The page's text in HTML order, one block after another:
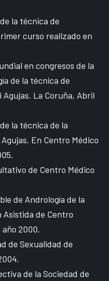
la técnica de
curso realizado en
en congresos de la
de la técnica de
La Coruña, Abril
la técnica de la
En Centro Médico
de Centro Médico
de Andrología de la
Asistida de Centro
2000.
de Sexualidad de
de la Sociedad de